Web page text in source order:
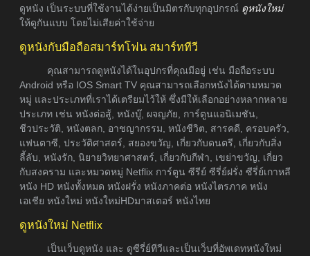
ดูหนัง เป็นระบบที่ใช้งานได้ง่ายเป็นมิตรกับทุกอุปกรณ์ ดูหนังใหม่
ให้ดูกันแบบ โดยไม่เสียค่าใช้จ่าย
ดูหนังกับมือถือสมาร์ทโฟน สมาร์ททีวี
คุณสามารถดูหนังได้ในอุปกรที่คุณมีอยู่ เช่น มือถือระบบ
Android หรือ IOS Smart TV คุณสามารถเลือกหนังได้ตามหมวด
หมู่ และประเภทที่เราได้เตรียมไว้ให้ ซึ่งมีให้เลือกอย่างหลากหลาย
ประเภท เช่น หนังต่อสู้, หนังบู๊, ผจญภัย, การ์ตูนแอนิเมชัน,
ชีวประวัติ, หนังตลก, อาชญากรรม, หนังชีวิต, สารคดี, ครอบครัว,
แฟนตาซี, ประวัติศาสตร์, สยองขวัญ, เกี่ยวกับดนตรี, เกี่ยวกับสิ่ง
ลี้ลับ, หนังรัก, นิยายวิทยาศาสตร์, เกี่ยวกับกีฬา, เขย่าขวัญ, เกี่ยว
กับสงคราม และหมวดหมู่ Netflix การ์ตูน ซีรีย์ ซีรี่ย์ฝรั่ง ซีรี่ย์เกาหลี
หนัง HD หนังทั้งหมด หนังฝรั่ง หนังภาคต่อ หนังไตรภาค หนัง
เอเชีย หนังใหม่ หนังใหม่HDมาสเตอร์ หนังไทย
ดูหนังใหม่ Netflix
เป็นเว็บดูหนัง และ ดูซีรี่ย์ทีวีและเป็นเว็บที่อัพเดทหนังใหม่